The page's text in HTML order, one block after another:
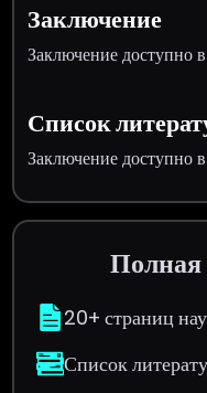
Заключение
Заключение доступно
Список
Заключение доступно
Полная
20+ страниц
Список